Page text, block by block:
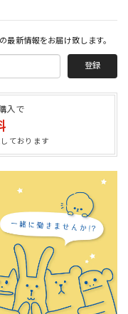
最新情報をお届け致します。
登録
入で
ております